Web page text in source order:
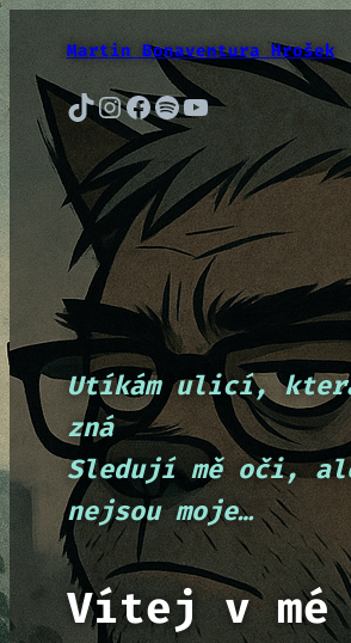
Přeskočit
obsah
Martin Bonaventura Hrošek
TikTok
Instagram
Facebook
Spotify
YouTube
Utíkám ulicí,
zná
Sledují mě oči,
nejsou moje…
Vítej v mé